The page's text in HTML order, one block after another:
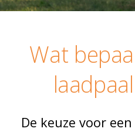
Wat
De keuze voor